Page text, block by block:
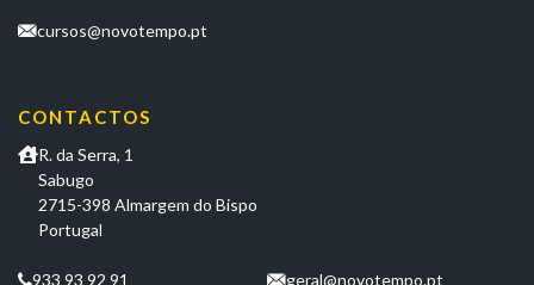
cursos@novotempo.pt
CONTACTOS
R. da Serra, 1
Sabugo
2715-398 Almargem do Bispo
Portugal
933 93 92 91 geral@novotempo.pt